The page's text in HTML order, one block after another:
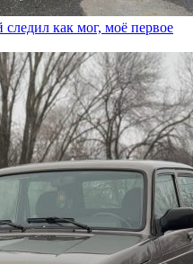
как мог, моё первое